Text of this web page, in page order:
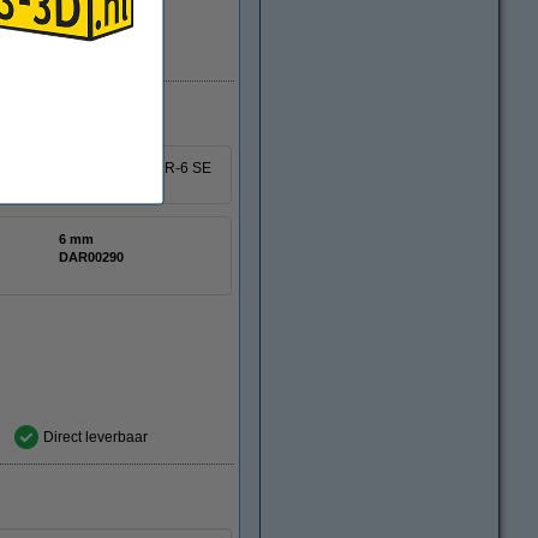
as van de Creality 3D CR-6 SE
6 mm
DAR00290
Direct leverbaar